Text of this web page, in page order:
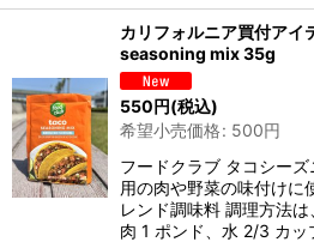
カリフォルニア買付ア
seasoning mix 35g
550円(税込)
希望小売価格: 500円
フードクラブ タコシー
用の肉や野菜の味付けに
レンド調味料 調理方法
肉 1 ポンド、水 2/3 カ